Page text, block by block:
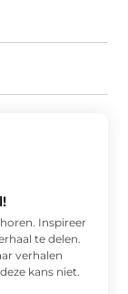
Inspireer
te delen.
verhalen
kans niet.